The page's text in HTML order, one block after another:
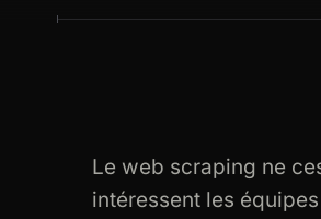
Le web scraping ne
intéressent les